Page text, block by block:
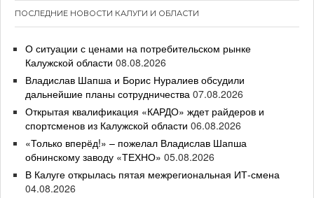
ПОСЛЕДНИЕ НОВОСТИ КАЛУГИ И ОБЛАСТИ
О ситуации с ценами на потребительском рынке
Калужской области 08.08.2026
Владислав Шапша и Борис Нуралиев обсудили
дальнейшие планы сотрудничества 07.08.2026
Открытая квалификация «КАРДО» ждет райдеров и
спортсменов из Калужской области 06.08.2026
«Только вперёд!» – пожелал Владислав Шапша
обнинскому заводу «ТЕХНО» 05.08.2026
В Калуге открылась пятая межрегиональная ИТ-смена
04.08.2026